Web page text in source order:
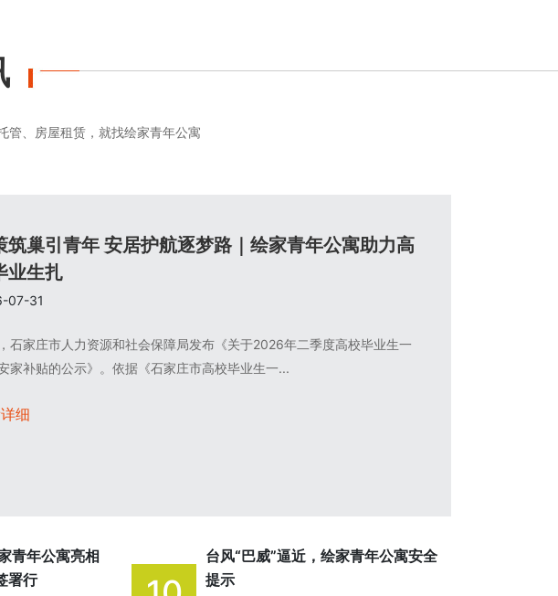
管、房屋租赁，就找绘家青年公寓
筑巢引青年 安居护航逐梦路｜绘家青年公寓助力高
业生扎
07-31
石家庄市人力资源和社会保障局发布《关于2026年二季度高校毕业生一
家补贴的公示》。依据《石家庄市高校毕业生一...
细
青年公寓亮相
署行
台风“巴威”逼近，绘家青年公寓安全
提示